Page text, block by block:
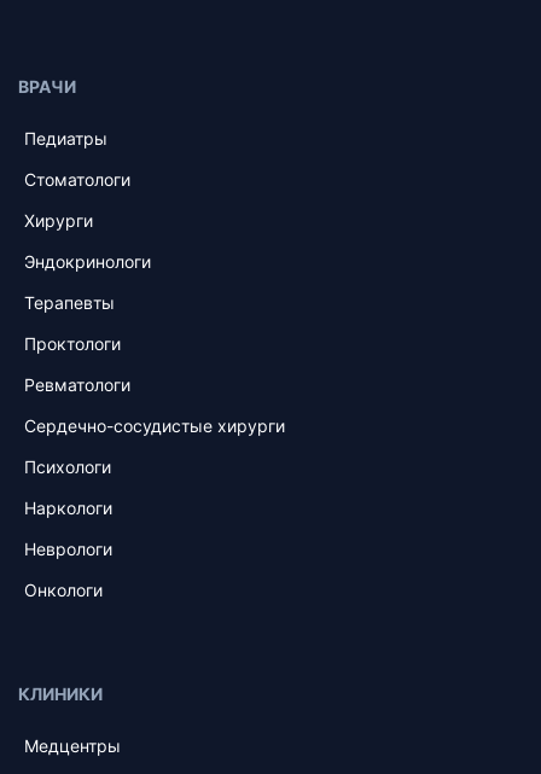
ВРАЧИ
Педиатры
Стоматологи
Хирурги
Эндокринологи
Терапевты
Проктологи
Ревматологи
Сердечно-сосудистые хирурги
Психологи
Наркологи
Неврологи
Онкологи
КЛИНИКИ
Медцентры